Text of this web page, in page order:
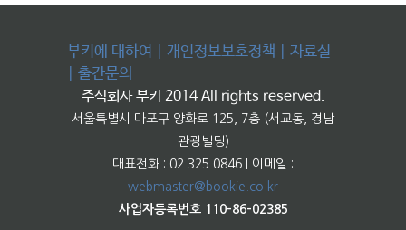
부키에 대하여 개인정보보호정책
자료실
출간문의
주식회사 부키 2014 All rights reserved.
서울특별시 마포구 양화로 125, 7층 (서교동, 경남
관광빌딩)
대표전화 : 02.325.0846 | 이메일 :
webmaster@bookie.co.kr
사업자등록번호 110-86-02385